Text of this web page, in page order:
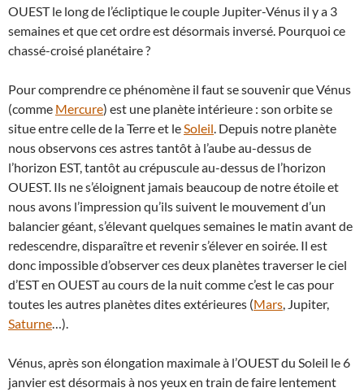
OUEST le long de l’écliptique le couple Jupiter-Vénus il y a 3
semaines et que cet ordre est désormais inversé. Pourquoi ce
chassé-croisé planétaire ?
Pour comprendre ce phénomène il faut se souvenir que Vénus
(comme Mercure) est une planète intérieure : son orbite se
situe entre celle de la Terre et le Soleil . Depuis notre planète
nous observons ces astres tantôt à l’aube au-dessus de
l’horizon EST, tantôt au crépuscule au-dessus de l’horizon
OUEST. Ils ne s’éloignent jamais beaucoup de notre étoile et
nous avons l’impression qu’ils suivent le mouvement d’un
balancier géant, s’élevant quelques semaines le matin avant de
redescendre, disparaître et revenir s’élever en soirée. Il est
donc impossible d’observer ces deux planètes traverser le ciel
d’EST en OUEST au cours de la nuit comme c’est le cas pour
toutes les autres planètes dites extérieures (Mars , Jupiter,
Saturne …).
Vénus, après son élongation maximale à l’OUEST du Soleil le 6
janvier est désormais à nos yeux en train de faire lentement